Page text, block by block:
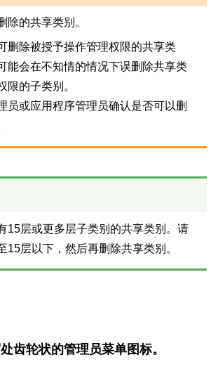
除的共享类别。
删除被授予操作管理权限的共享类
能会在不知情的情况下误删除共享类
限的子类别。
员或应用程序管理员确认是否可以删
15层或更多层子类别的共享类别。请
15层以下，然后再删除共享类别。
齿轮状的管理员菜单图标。